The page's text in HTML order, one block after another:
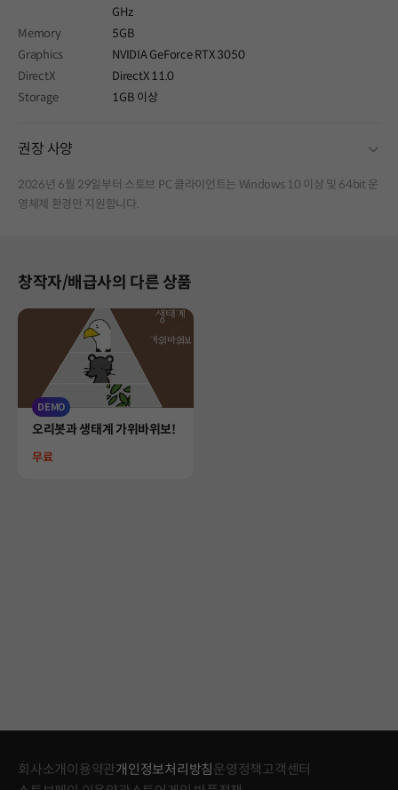
GHz
Memory
5GB
Graphics
NVIDIA GeForce RTX 3050
DirectX
DirectX 11.0
Storage
1GB 이상
권장 사양
2026년 6월 29일부터 스토브 PC 클라이언트는 Windows 10 이상 및 64bit 운
영체제 환경만 지원합니다.
창작자/배급사의 다른 상품
DEMO
Product
오리봇과 생태계 가위바위보!
Price
무료
회사소개이용약관개인정보처리방침 운영정책고객센터